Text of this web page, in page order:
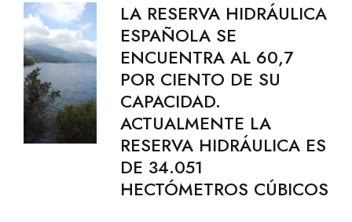
LA RESERVA HIDRÁULICA
ESPAÑOLA SE
ENCUENTRA AL 60,7
POR CIENTO DE SU
CAPACIDAD.
ACTUALMENTE LA
RESERVA HIDRÁULICA ES
DE 34.051
HECTÓMETROS CÚBICOS